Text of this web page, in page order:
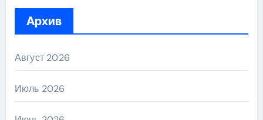
Архив
Август 2026
Июль 2026